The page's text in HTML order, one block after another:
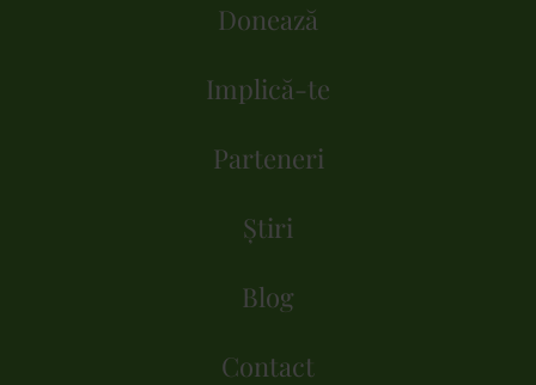
Donează
Implică-te
Parteneri
Știri
Blog
Contact